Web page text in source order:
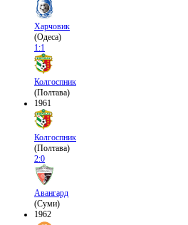
Харчовик
(Одеса)
1:1
Колгоспник
(Полтава)
1961
Колгоспник
(Полтава)
2:0
Авангард
(Суми)
1962